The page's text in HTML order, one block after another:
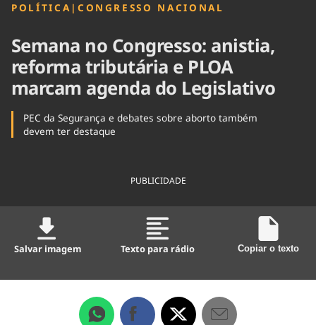
POLÍTICA | CONGRESSO NACIONAL
Semana no Congresso: anistia,
reforma tributária e PLOA
marcam agenda do Legislativo
PEC da Segurança e debates sobre aborto também
devem ter destaque
PUBLICIDADE
Salvar imagem Texto para rádio Copiar o texto